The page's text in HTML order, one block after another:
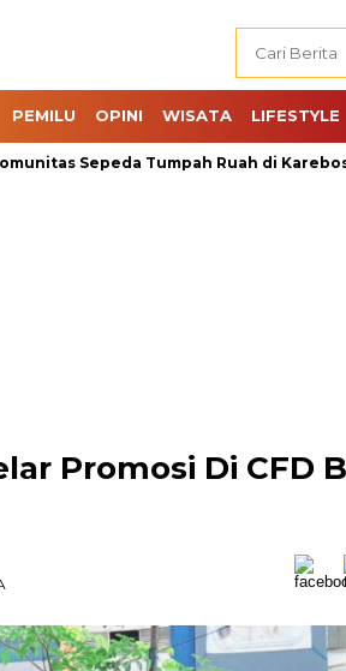
PEMILU OPINI WISATA LIFESTYLE
Sepeda Tumpah Ruah di Karebosi,
Promosi Di CFD